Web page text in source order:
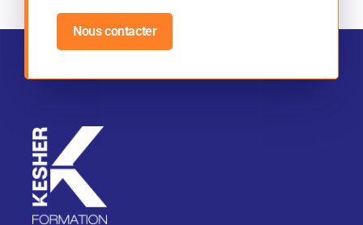
Nous contacter